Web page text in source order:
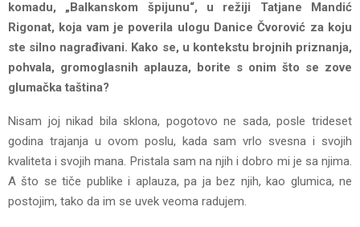
komadu, „Balkanskom špijunu“, u režiji Tatjane Mandić
Rigonat, koja vam je poverila ulogu Danice Čvorović za koju
ste silno nagrađivani. Kako se, u kontekstu brojnih priznanja,
pohvala, gromoglasnih aplauza, borite s onim što se zove
glumačka taština?
Nisam joj nikad bila sklona, pogotovo ne sada, posle trideset
godina trajanja u ovom poslu, kada sam vrlo svesna i svojih
kvaliteta i svojih mana. Pristala sam na njih i dobro mi je sa njima.
A što se tiče publike i aplauza, pa ja bez njih, kao glumica, ne
postojim, tako da im se uvek veoma radujem.